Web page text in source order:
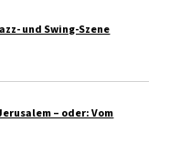
und Swing-Szene
– oder: Vom